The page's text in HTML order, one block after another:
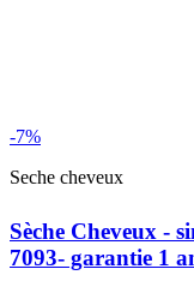
-7%
Seche cheveux
Sèche Cheveux -
7093- garantie 1